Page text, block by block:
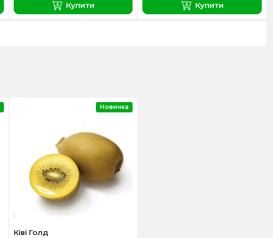
Купити Купити
Ківі Голд
Новинка